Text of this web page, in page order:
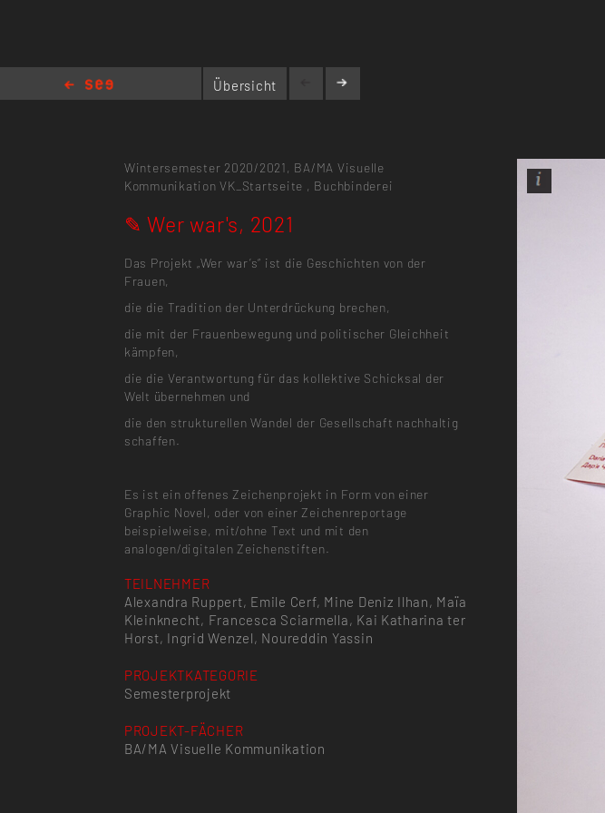
Übersicht
Wintersemester 2020/2021, BA/MA Visuelle
Kommunikation VK_Startseite , Buchbinderei
✎ Wer war's, 2021
Das Projekt „Wer war’s“ ist die Geschichten von der
Frauen,
die die Tradition der Unterdrückung brechen,
die mit der Frauenbewegung und politischer Gleichheit
kämpfen,
die die Verantwortung für das kollektive Schicksal der
Welt übernehmen und
die den strukturellen Wandel der Gesellschaft nachhaltig
schaffen.
Es ist ein offenes Zeichenprojekt in Form von einer
Graphic Novel, oder von einer Zeichenreportage
beispielweise, mit/ohne Text und mit den
analogen/digitalen Zeichenstiften.
TEILNEHMER
Alexandra Ruppert, Emile Cerf, Mine Deniz Ilhan, Maïa
Kleinknecht, Francesca Sciarmella, Kai Katharina ter
Horst, Ingrid Wenzel, Noureddin Yassin
PROJEKTKATEGORIE
Semesterprojekt
PROJEKT-FÄCHER
BA/MA Visuelle Kommunikation